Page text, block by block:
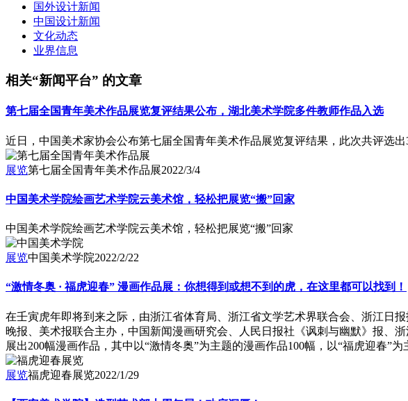
国外设计新闻
中国设计新闻
文化动态
业界信息
相关“新闻平台” 的文章
第七届全国青年美术作品展览复评结果公布，湖北美术学院多件教师作品入选
近日，中国美术家协会公布第七届全国青年美术作品展览复评结果，此次共评选
展览第七届全国青年美术作品展2022/3/4
中国美术学院绘画艺术学院云美术馆，轻松把展览“搬”回家
中国美术学院绘画艺术学院云美术馆，轻松把展览“搬”回家
展览中国美术学院2022/2/22
“激情冬奥 · 福虎迎春” 漫画作品展：你想得到或想不到的虎，在这里都可以找到！
在壬寅虎年即将到来之际，由浙江省体育局、浙江省文学艺术界联合会、浙江日
晚报、美术报联合主办，中国新闻漫画研究会、人民日报社《讽刺与幽默》报、
展出200幅漫画作品，其中以“激情冬奥”为主题的漫画作品100幅，以“福虎迎春”为
展览福虎迎春展览2022/1/29